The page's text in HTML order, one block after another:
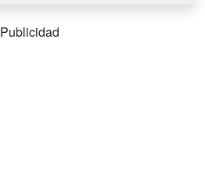
Publicidad